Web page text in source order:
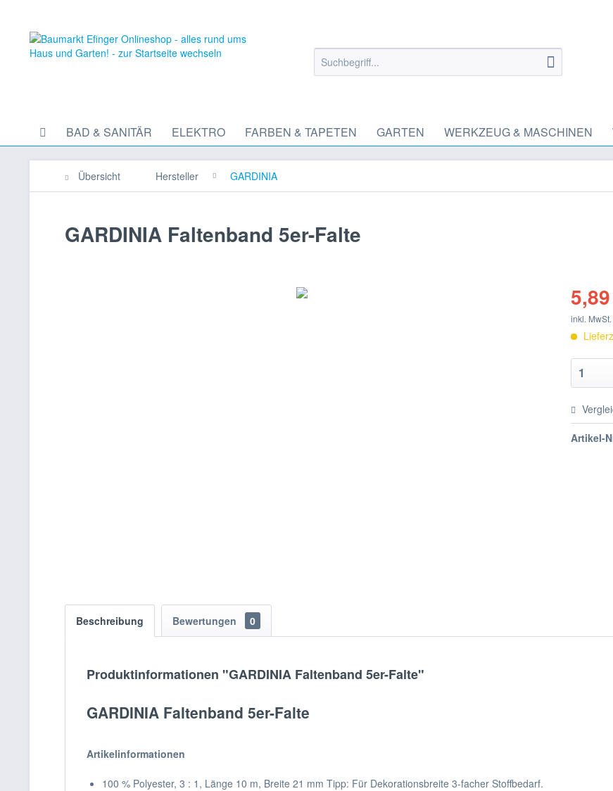
BAD & SANITÄR ELEKTRO FARBEN & TAPETEN GARTEN WERKZEUG & MASCHINEN
Übersicht Hersteller GARDINIA
GARDINIA Faltenband 5er-Falte
inkl.
Artikel-
Beschreibung Bewertungen 0
Produktinformationen "GARDINIA Faltenband 5er-Falte"
GARDINIA Faltenband 5er-Falte
Artikelinformationen
100 % Polyester, 3 : 1, Länge 10 m, Breite 21 mm Tipp: Für Dekorationsbreite 3-facher Stoffbedarf.